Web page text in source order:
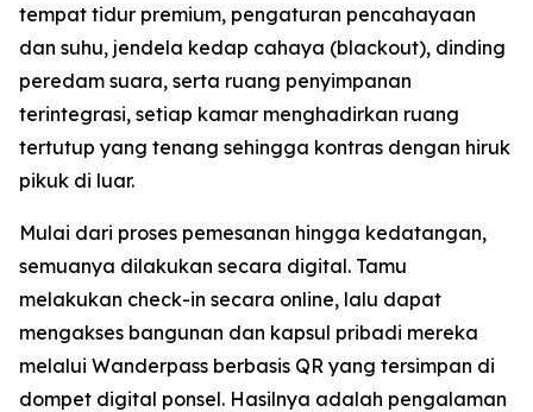
tempat tidur premium, pengaturan pencahayaan
dan suhu, jendela kedap cahaya (blackout), dinding
peredam suara, serta ruang penyimpanan
terintegrasi, setiap kamar menghadirkan ruang
tertutup yang tenang sehingga kontras dengan hiruk
pikuk di luar.
Mulai dari proses pemesanan hingga kedatangan,
semuanya dilakukan secara digital. Tamu
melakukan check-in secara online, lalu dapat
mengakses bangunan dan kapsul pribadi mereka
melalui Wanderpass berbasis QR yang tersimpan di
dompet digital ponsel. Hasilnya adalah pengalaman